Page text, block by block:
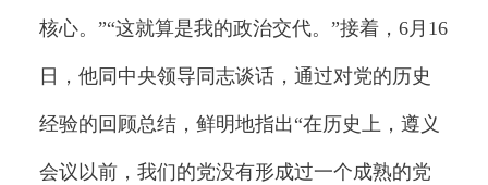
核心。”“这就算是我的政治交代。”接着，6月16
日，他同中央领导同志谈话，通过对党的历史
经验的回顾总结，鲜明地指出“在历史上，遵义
会议以前，我们的党没有形成过一个成熟的党